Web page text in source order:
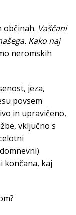
občinah. Vaščani
Kako naj
neromskih
jeza,
povsem
in upravičeno,
vključno s
končana, kaj